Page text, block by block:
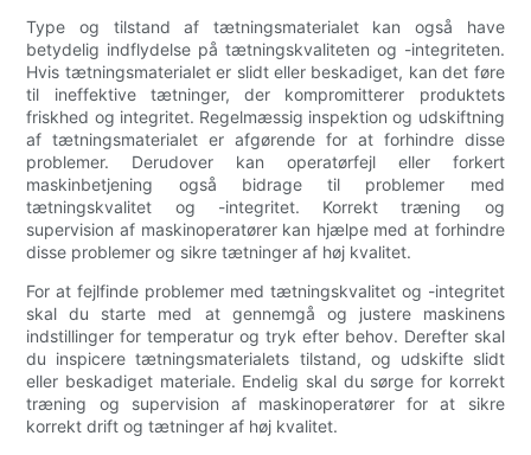
Type og tilstand af tætningsmaterialet kan også have
betydelig indflydelse på tætningskvaliteten og -integriteten.
Hvis tætningsmaterialet er slidt eller beskadiget, kan det føre
til ineffektive tætninger, der kompromitterer produktets
friskhed og integritet. Regelmæssig inspektion og udskiftning
af tætningsmaterialet er afgørende for at forhindre disse
problemer. Derudover kan operatørfejl eller forkert
maskinbetjening også bidrage til problemer med
tætningskvalitet og -integritet. Korrekt træning og
supervision af maskinoperatører kan hjælpe med at forhindre
disse problemer og sikre tætninger af høj kvalitet.
For at fejlfinde problemer med tætningskvalitet og -integritet
skal du starte med at gennemgå og justere maskinens
indstillinger for temperatur og tryk efter behov. Derefter skal
du inspicere tætningsmaterialets tilstand, og udskifte slidt
eller beskadiget materiale. Endelig skal du sørge for korrekt
træning og supervision af maskinoperatører for at sikre
korrekt drift og tætninger af høj kvalitet.